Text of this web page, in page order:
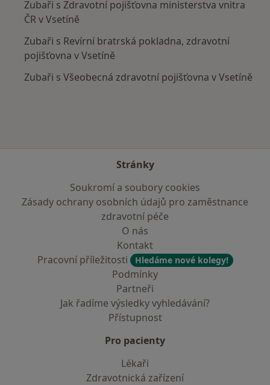
Zubaři s Zdravotní pojišťovna ministerstva vnitra
ČR v Vsetíně
Zubaři s Revírní bratrská pokladna, zdravotní
pojišťovna v Vsetíně
Zubaři s Všeobecná zdravotní pojišťovna v Vsetíně
Stránky
Soukromí a soubory cookies
Zásady ochrany osobních údajů pro zaměstnance
zdravotní péče
O nás
Kontakt
Pracovní příležitosti
Hledáme nové kolegy!
Podmínky
Partneři
Jak řadíme výsledky vyhledávání?
Přístupnost
Pro pacienty
Lékaři
Zdravotnická zařízení